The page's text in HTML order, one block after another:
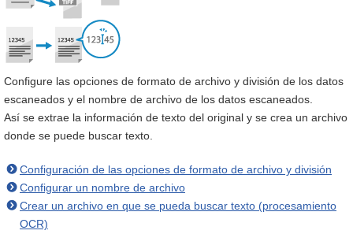
Configure las opciones de formato de archivo y división de los datos
escaneados y el nombre de archivo de los datos escaneados.
Así se extrae la información de texto del original y se crea un archivo
donde se puede buscar texto.
Configuración de las opciones de formato de archivo y división
Configurar un nombre de archivo
Crear un archivo en que se pueda buscar texto (procesamiento
OCR)